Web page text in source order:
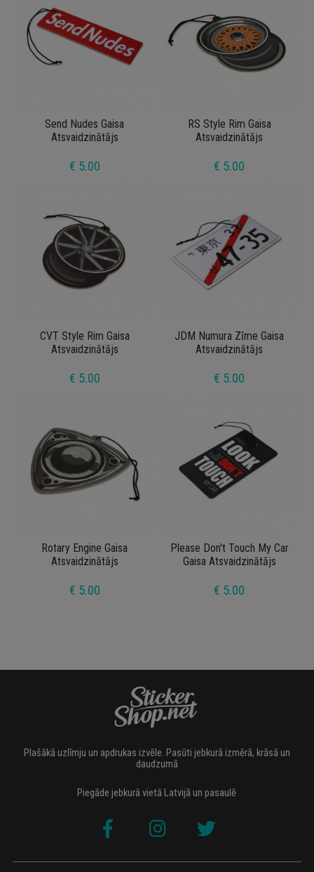
Send Nudes Gaisa
Atsvaidzinātājs
€ 5.00
RS Style Rim Gaisa
Atsvaidzinātājs
€ 5.00
CVT Style Rim Gaisa
Atsvaidzinātājs
€ 5.00
JDM Numura Zīme Gaisa
Atsvaidzinātājs
€ 5.00
Rotary Engine Gaisa
Atsvaidzinātājs
€ 5.00
Please Don't Touch My Car
Gaisa Atsvaidzinātājs
€ 5.00
Plašākā uzlīmju un apdrukas izvēle. Pasūti jebkurā izmērā, krāsā un
daudzumā
Piegāde jebkurā vietā Latvijā un pasaulē